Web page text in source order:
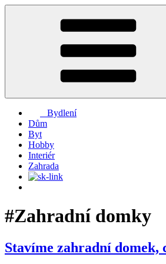
Přejít
Bydlení
Dům
Byt
Hobby
Interiér
Zahrada
#Zahradní domky
Stavíme zahradní domek,